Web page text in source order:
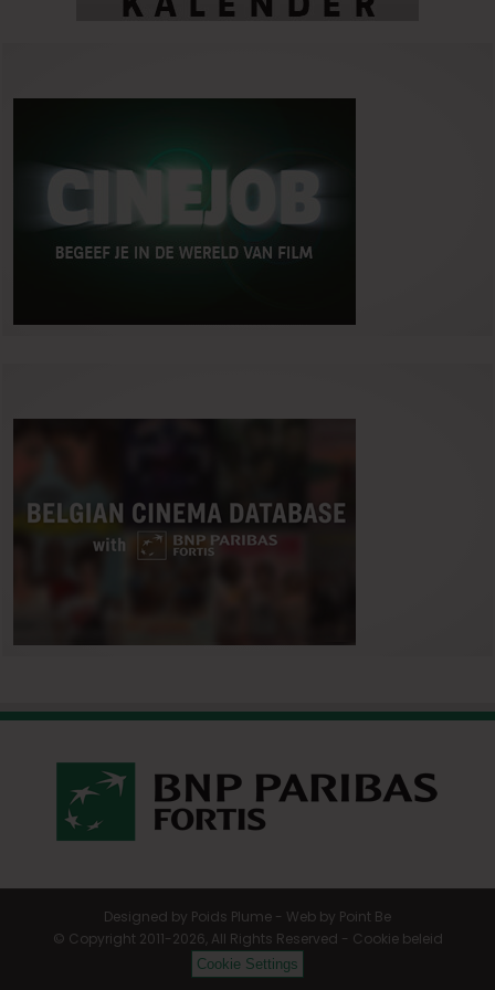
Designed by Poids Plume - Web by Point Be
© Copyright 2011-2026, All Rights Reserved - Cookie beleid
Cookie Settings